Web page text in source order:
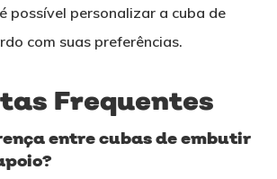
possível personalizar a cuba de
com suas preferências.
Frequentes
entre cubas de embutir